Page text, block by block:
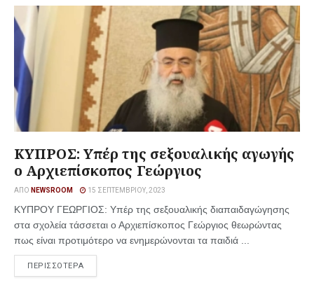
ΚΥΠΡΟΣ: Υπέρ της σεξουαλικής αγωγής
ο Αρχιεπίσκοπος Γεώργιος
ΑΠΌ NEWSROOM 15 ΣΕΠΤΕΜΒΡΊΟΥ, 2023
ΚΥΠΡΟΥ ΓΕΩΡΓΙΟΣ: Υπέρ της σεξουαλικής διαπαιδαγώγησης
στα σχολεία τάσσεται ο Αρχιεπίσκοπος Γεώργιος θεωρώντας
πως είναι προτιμότερο να ενημερώνονται τα παιδιά ...
ΠΕΡΙΣΣΟΤΕΡΑ